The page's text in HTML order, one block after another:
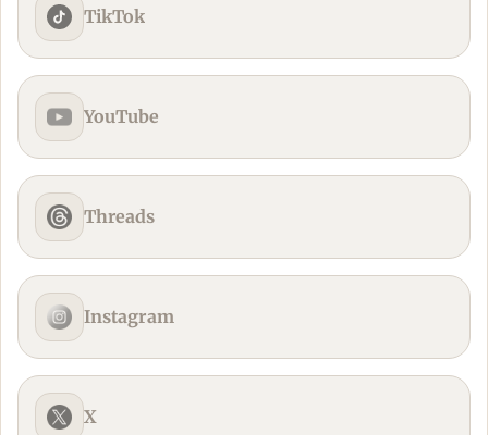
TikTok
YouTube
Threads
Instagram
X